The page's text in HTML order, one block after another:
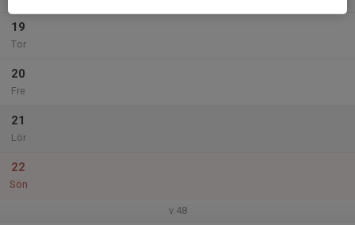
19
Tor
20
Fre
21
Lör
22
Sön
v.48